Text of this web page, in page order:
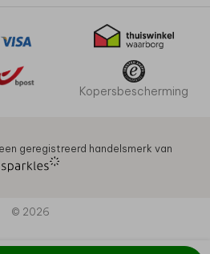
Kopersbescherming
geregistreerd handelsmerk van
© 2026